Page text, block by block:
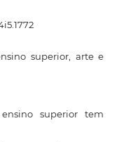
superior, arte e
superior tem